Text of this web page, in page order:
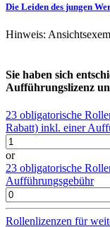
Die Leiden des jungen
Hinweis:
Sie haben sich
Aufführungslizenz
23 obligatorische
Rabatt) inkl. einer
or
23 obligatorische
Aufführungsgebühr
Rollenlizenzen für